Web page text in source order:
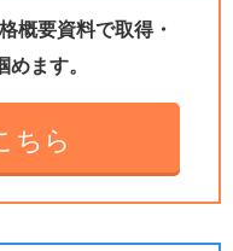
概要資料で取得・
ます。
ちら